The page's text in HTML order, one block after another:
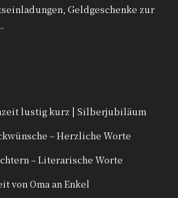
Geldgeschenke zur
lustig kurz | Silberjubiläum
– Herzliche Worte
– Literarische Worte
von Oma an Enkel